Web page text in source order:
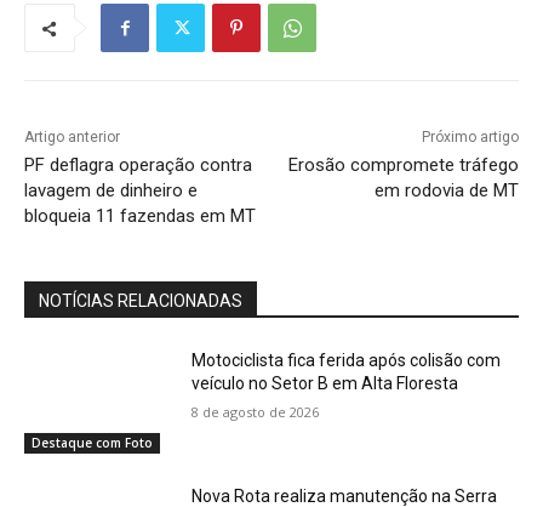
Artigo anterior
PF deflagra operação contra
lavagem de dinheiro e
bloqueia 11 fazendas em MT
Próximo artigo
Erosão compromete tráfego
em rodovia de MT
NOTÍCIAS RELACIONADAS
Destaque com Foto
Motociclista fica ferida após colisão com
veículo no Setor B em Alta Floresta
8 de agosto de 2026
Nova Rota realiza manutenção na Serra